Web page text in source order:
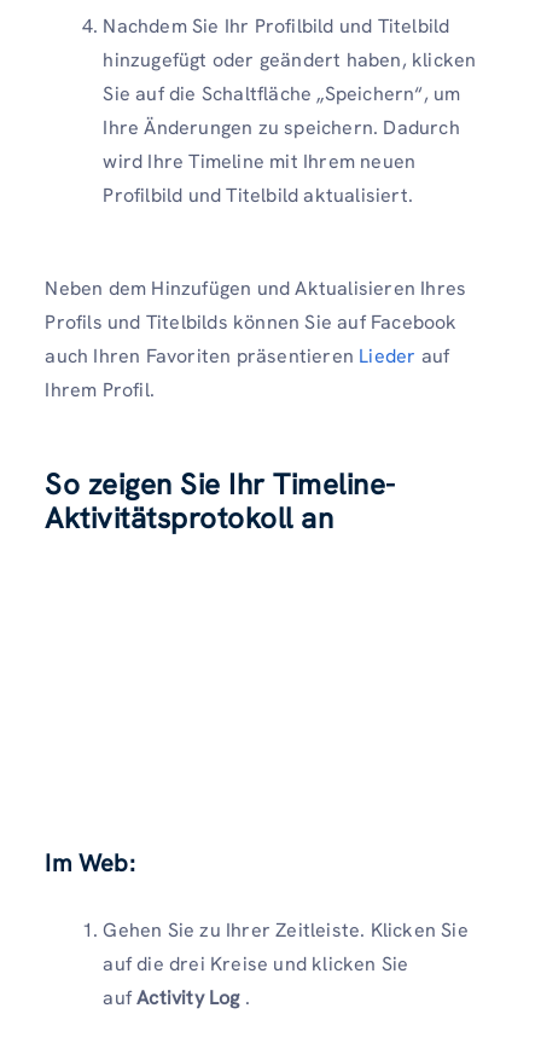
Nachdem Sie Ihr Profilbild und Titelbild
hinzugefügt oder geändert haben, klicken
Sie auf die Schaltfläche „Speichern“, um
Ihre Änderungen zu speichern. Dadurch
wird Ihre Timeline mit Ihrem neuen
Profilbild und Titelbild aktualisiert.
Neben dem Hinzufügen und Aktualisieren Ihres
Profils und Titelbilds können Sie auf Facebook
auch Ihren Favoriten präsentieren Lieder auf
Ihrem Profil.
So zeigen Sie Ihr Timeline-
Aktivitätsprotokoll an
Im Web:
Gehen Sie zu Ihrer Zeitleiste. Klicken Sie
auf die drei Kreise und klicken Sie
aufActivity Log.